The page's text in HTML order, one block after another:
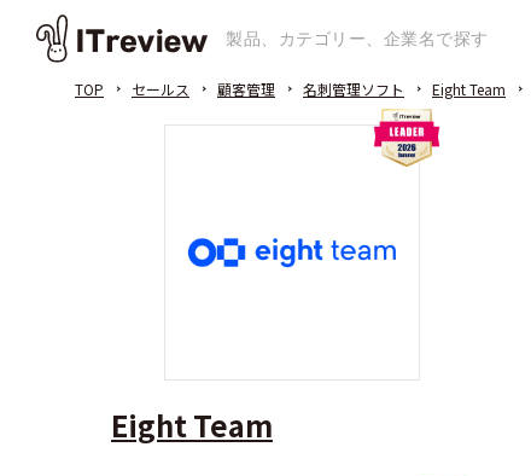
TOP セールス 顧客管理 名刺管理ソフト Eight Team
Eight Team